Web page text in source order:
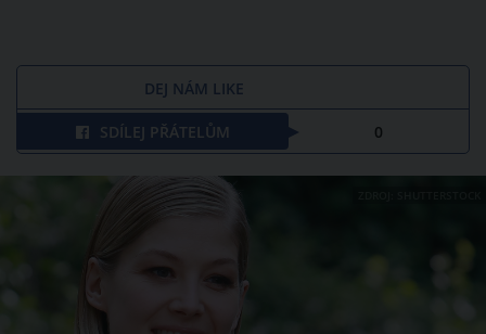
DEJ NÁM LIKE
SDÍLEJ PŘÁTELŮM 0